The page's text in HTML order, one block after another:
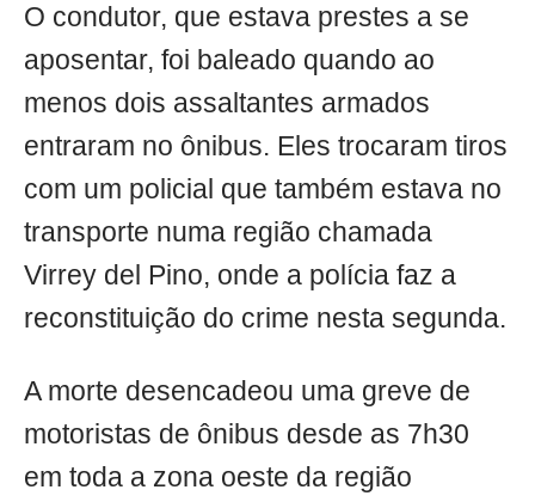
O condutor, que estava prestes a se
aposentar, foi baleado quando ao
menos dois assaltantes armados
entraram no ônibus. Eles trocaram tiros
com um policial que também estava no
transporte numa região chamada
Virrey del Pino, onde a polícia faz a
reconstituição do crime nesta segunda.
A morte desencadeou uma greve de
motoristas de ônibus desde as 7h30
em toda a zona oeste da região